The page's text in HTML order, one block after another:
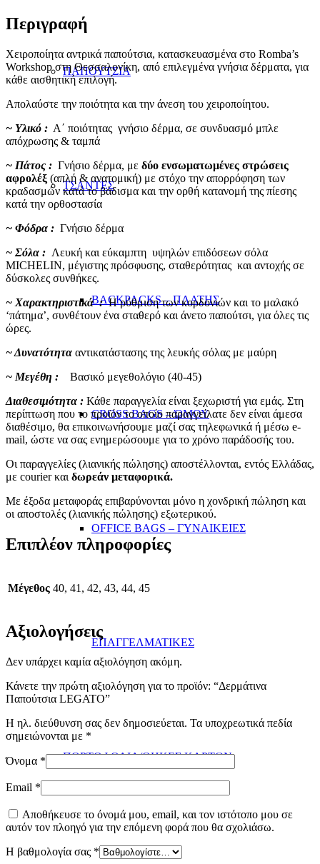
ΠΑΠΟΥΤΣΙΑ
ΤΣΑΝΤΕΣ
BACKPACKS – ΠΛΑΤΗΣ
CROSS BAGS – ΏΜΟΥ
OFFICE BAGS – ΓΥΝΑΙΚΕΙΕΣ
ΕΠΑΓΓΕΛΜΑΤΙΚΕΣ
ΠΟΡΤΟΦΟΛΙΑ/ΘΗΚΕΣ ΚΑΡΤΩΝ
Περιγραφή
Χειροποίητα αντρικά παπούτσια, κατασκευασμένα στο Romba’s
Workshop στη Θεσσαλονίκη, από επιλεγμένα γνήσια δέρματα, για
κάθε αισθητική επιλογή.
Απολαύστε την ποιότητα και την άνεση του χειροποίητου.
~ Υλικό : Α΄ ποιότητας γνήσιο δέρμα, σε συνδυασμό μπλε
απόχρωσης & ταμπά
~ Πάτος : Γνήσιο δέρμα, με δύο ενσωματωμένες στρώσεις
αφρολέξ (απλή & ανατομική) με στόχο την απορρόφηση των
κραδασμών κατά το βάδισμα και την ορθή κατανομή της πίεσης
κατά την ορθοστασία
~ Φόδρα : Γνήσιο δέρμα
~ Σόλα : Λευκή και εύκαμπτη υψηλών επιδόσεων σόλα
MICHELIN, μέγιστης πρόσφυσης, σταθερότητας και αντοχής σε
δύσκολες συνθήκες.
~ Χαρακτηριστικά :Η ρύθμιση των κορδονιών και το μαλακό
‘πάτημα’, συνθέτουν ένα σταθερό και άνετο παπούτσι, για όλες τις
ώρες.
~ Δυνατότητα αντικατάστασης της λευκής σόλας με μαύρη
~ Μεγέθη : Βασικό μεγεθολόγιο (40-45)
Διαθεσιμότητα : Κάθε παραγγελία είναι ξεχωριστή για εμάς. Στη
περίπτωση που το προϊόν το οποίο παραγγείλατε δεν είναι άμεσα
διαθέσιμο, θα επικοινωνήσουμε μαζί σας τηλεφωνικά ή μέσω e-
mail, ώστε να σας ενημερώσουμε για το χρόνο παράδοσής του.
Οι παραγγελίες (λιανικής πώλησης) αποστέλλονται, εντός Ελλάδας,
με courier και δωρεάν μεταφορικά.
Με έξοδα μεταφοράς επιβαρύνονται μόνο η χονδρική πώληση και
οι αποστολές (λιανικής πώλησης) εξωτερικού.
Επιπλέον πληροφορίες
Μέγεθος 40, 41, 42, 43, 44, 45
Αξιολογήσεις
Δεν υπάρχει καμία αξιολόγηση ακόμη.
Κάνετε την πρώτη αξιολόγηση για το προϊόν: “Δερμάτινα
Παπούτσια LEGATO”
Η ηλ. διεύθυνση σας δεν δημοσιεύεται. Τα υποχρεωτικά πεδία
σημειώνονται με *
Όνομα *
Email *
Αποθήκευσε το όνομά μου, email, και τον ιστότοπο μου σε
αυτόν τον πλοηγό για την επόμενη φορά που θα σχολιάσω.
Η βαθμολογία σας *